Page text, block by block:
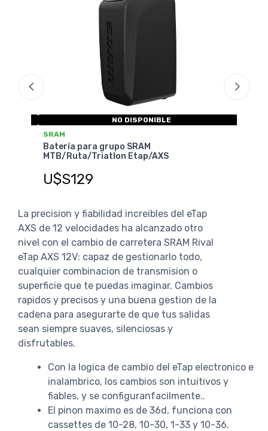
NO DISPONIBLE
SRAM
Batería para grupo SRAM
MTB/Ruta/Triatlon Etap/AXS
U$S129
La precision y fiabilidad increibles del eTap
AXS de 12 velocidades ha alcanzado otro
nivel con el cambio de carretera SRAM Rival
eTap AXS 12V: capaz de gestionarlo todo,
cualquier combinacion de transmision o
superficie que te puedas imaginar. Cambios
rapidos y precisos y una buena gestion de la
cadena para asegurarte de que tus salidas
sean siempre suaves, silenciosas y
disfrutables.
Con la logica de cambio del eTap electronico e
inalambrico, los cambios son intuitivos y
fiables, y se configuranfacilmente..
El pinon maximo es de 36d, funciona con
cassettes de 10-28, 10-30, 1-33 y 10-36.